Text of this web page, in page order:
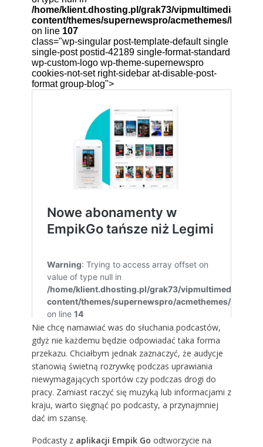
Nie chcę namawiać was do słuchania podcastów,
gdyż nie każdemu będzie odpowiadać taka forma
przekazu. Chciałbym jednak zaznaczyć, że audycje
stanowią świetną rozrywkę podczas uprawiania
niewymagających sportów czy podczas drogi do
pracy. Zamiast raczyć się muzyką lub informacjami z
kraju, warto sięgnąć po podcasty, a przynajmniej
dać im szansę.
Podcasty z aplikacji Empik Go odtworzycie na